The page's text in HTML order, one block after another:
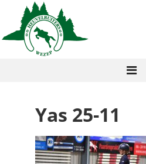
Yas 25-11